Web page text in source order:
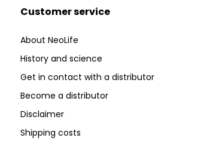
Customer service
About NeoLife
History and science
Get in contact with a distributor
Become a distributor
Disclaimer
Shipping costs